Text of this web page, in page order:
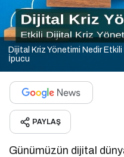
Dijital Kriz Yönetimi Nedir
İpucu
PAYLAŞ
Günümüzün dijital